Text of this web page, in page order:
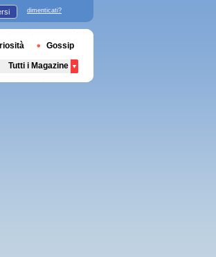
dimenticati?
Gossip
Tutti i Magazine